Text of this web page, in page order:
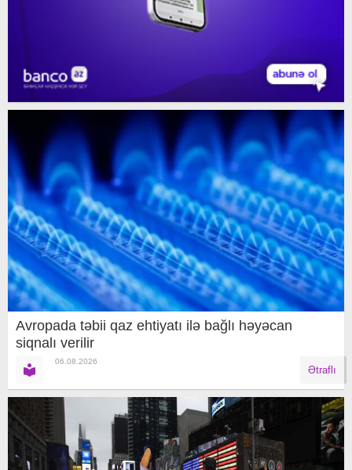
Avropada təbii qaz ehtiyatı ilə bağlı həyəcan
siqnalı verilir
06.08.2026
Ətraflı